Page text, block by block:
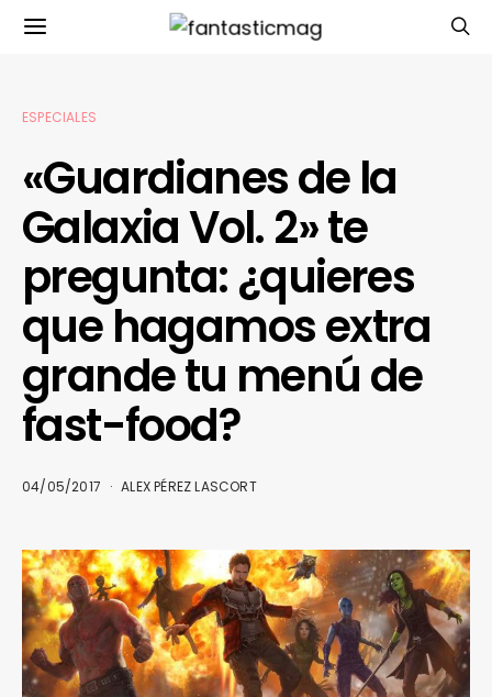
ESPECIALES
«Guardianes de la
Galaxia Vol. 2» te
pregunta: ¿quieres
que hagamos extra
grande tu menú de
fast-food?
04/05/2017 ALEX PÉREZ LASCORT